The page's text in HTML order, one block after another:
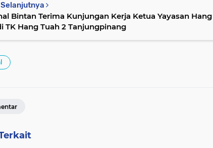
Bintan Terima Kunjungan Kerja Ketua Yayasan Hang
TK Hang Tuah 2 Tanjungpinang